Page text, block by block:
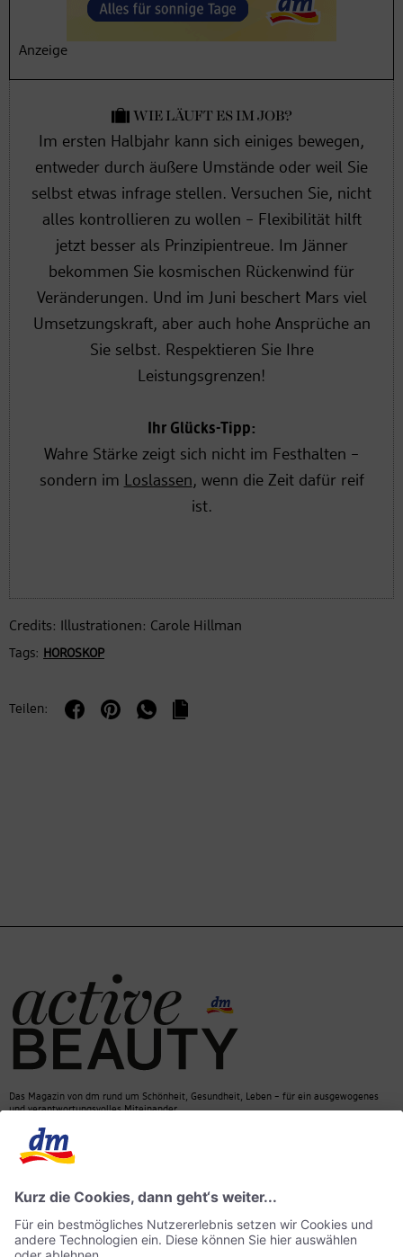
Sommer zeigt Chiron, dass innere Heilung
hinzuschauen – auch bei unbequemen Themen.
WIE LÄUFT ES IM JOB?
Im ersten Halbjahr kann sich einiges bewegen,
entweder durch äußere Umstände oder weil Sie
selbst etwas infrage stellen. Versuchen Sie, nicht
alles kontrollieren zu wollen – Flexibilität hilft
jetzt besser als Prinzipientreue. Im Jänner
bekommen Sie kosmischen Rückenwind für
Veränderungen. Und im Juni beschert Mars viel
Umsetzungskraft, aber auch hohe Ansprüche an
Sie selbst. Respektieren Sie Ihre
Leistungsgrenzen!
Ihr Glücks-Tipp:
Wahre Stärke zeigt sich nicht im Festhalten –
sondern im
Loslassen, wenn die Zeit dafür reif
ist.
Credits: Illustrationen: Carole Hillman
Tags: HOROSKOP
Teilen:
Anzeige
Das Magazin von dm rund um Schönheit, Gesundheit, Leben – für ein ausgewogenes
und verantwortungsvolles Miteinander.